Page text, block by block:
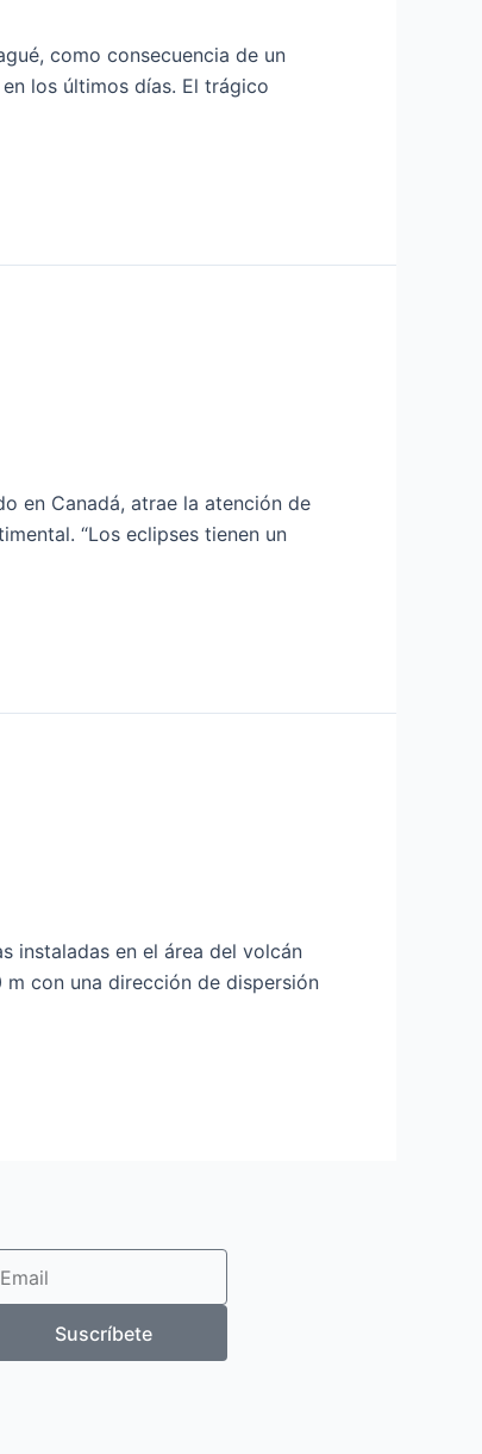
como consecuencia de un
los últimos días. El trágico
en Canadá, atrae la atención de
“Los eclipses tienen un
instaladas en el área del volcán
con una dirección de dispersión
Suscríbete